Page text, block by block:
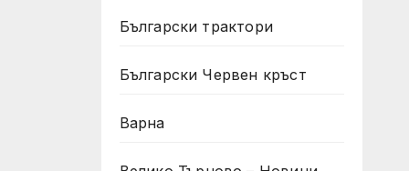
Български трактори
Български Червен кръст
Варна